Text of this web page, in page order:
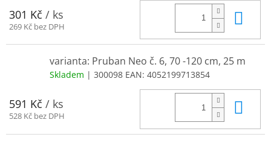
301 Kč / ks
269 Kč bez DPH
varianta: Pruban Neo č. 6, 70 -120 cm, 25 m
Skladem | 300098 EAN: 4052199713854
591 Kč / ks
528 Kč bez DPH